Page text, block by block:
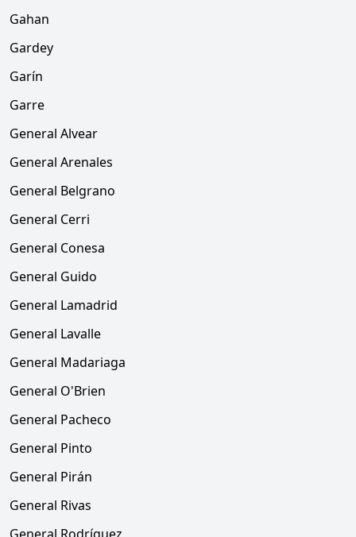
Gahan
Gardey
Garín
Garre
General Alvear
General Arenales
General Belgrano
General Cerri
General Conesa
General Guido
General Lamadrid
General Lavalle
General Madariaga
General O'Brien
General Pacheco
General Pinto
General Pirán
General Rivas